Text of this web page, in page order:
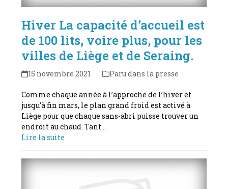
Hiver La capacité d’accueil est
de 100 lits, voire plus, pour les
villes de Liège et de Seraing.
15 novembre 2021 Paru dans la presse
Comme chaque année à l’approche de l’hiver et
jusqu’à fin mars, le plan grand froid est activé à
Liège pour que chaque sans-abri puisse trouver un
endroit au chaud. Tant…
Lire la suite